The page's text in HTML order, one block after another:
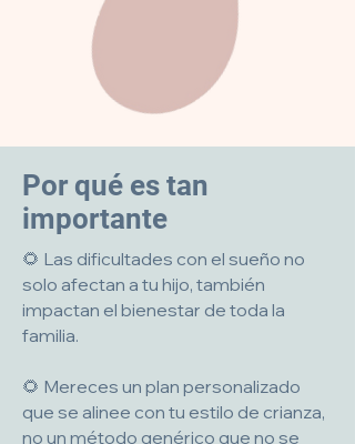
Por qué es tan
importante
🌻 Las dificultades con el sueño no
solo afectan a tu hijo, también
impactan el bienestar de toda la
familia.
🌻 Mereces un plan personalizado
que se alinee con tu estilo de crianza,
no un método genérico que no se